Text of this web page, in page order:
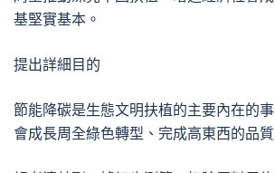
基堅實基本。
提出詳細目的
節能降碳是生態文明扶植的主要內在的
會成長周全綠色轉型、完成高東西的品